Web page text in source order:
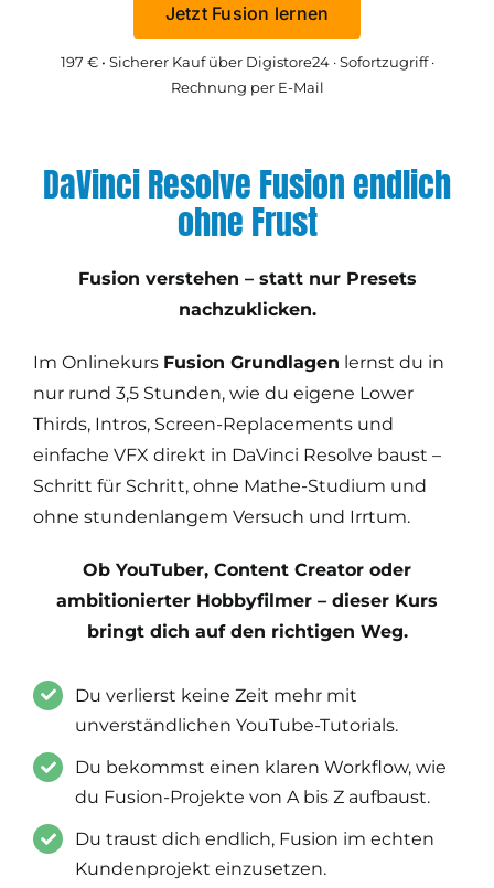
Jetzt Fusion lernen
197 € • Sicherer Kauf über Digistore24 · Sofortzugriff ·
Rechnung per E-Mail
DaVinci Resolve Fusion endlich
ohne Frust
Fusion verstehen – statt nur Presets
nachzuklicken.
Im Onlinekurs Fusion Grundlagen lernst du in
nur rund 3,5 Stunden, wie du eigene Lower
Thirds, Intros, Screen-Replacements und
einfache VFX direkt in DaVinci Resolve baust –
Schritt für Schritt, ohne Mathe-Studium und
ohne stundenlangem Versuch und Irrtum.
Ob YouTuber, Content Creator oder
ambitionierter Hobbyfilmer – dieser Kurs
bringt dich auf den richtigen Weg.
Du verlierst keine Zeit mehr mit
unverständlichen YouTube-Tutorials.
Du bekommst einen klaren Workflow, wie
du Fusion-Projekte von A bis Z aufbaust.
Du traust dich endlich, Fusion im echten
Kundenprojekt einzusetzen.